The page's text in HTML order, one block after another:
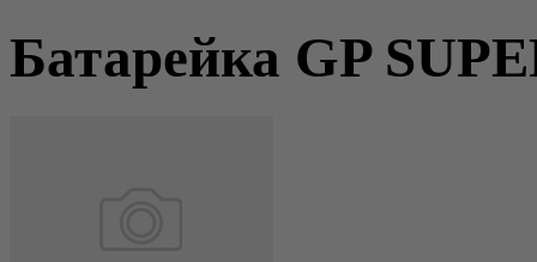
Батарейка GP